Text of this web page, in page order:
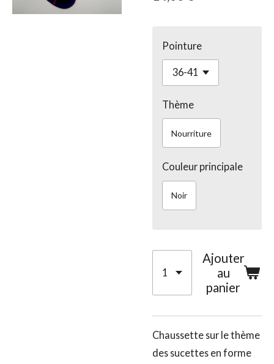
Pointure
Thème
Nourriture
Couleur principale
Noir
Ajouter
au
panier
Chaussette sur le thème
des sucettes en forme